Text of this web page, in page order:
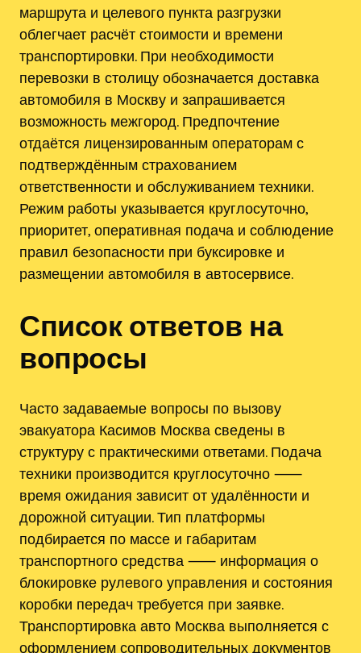
маршрута и целевого пункта разгрузки
облегчает расчёт стоимости и времени
транспортировки. При необходимости
перевозки в столицу обозначается доставка
автомобиля в Москву и запрашивается
возможность межгород. Предпочтение
отдаётся лицензированным операторам с
подтверждённым страхованием
ответственности и обслуживанием техники.
Режим работы указывается круглосуточно,
приоритет, оперативная подача и соблюдение
правил безопасности при буксировке и
размещении автомобиля в автосервисе.
Список ответов на
вопросы
Часто задаваемые вопросы по вызову
эвакуатора Касимов Москва сведены в
структуру с практическими ответами. Подача
техники производится круглосуточно ⸺
время ожидания зависит от удалённости и
дорожной ситуации. Тип платформы
подбирается по массе и габаритам
транспортного средства ⸺ информация о
блокировке рулевого управления и состояния
коробки передач требуется при заявке.
Транспортировка авто Москва выполняется с
оформлением сопроводительных документов